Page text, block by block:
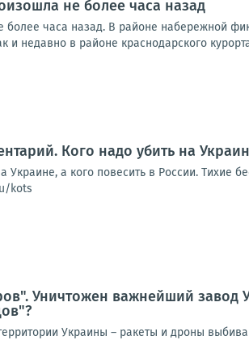
не более часа назад
более часа назад. В районе набережной
и недавно в районе краснодарского
Кого надо убить на
Украине, а кого повесить в России. Тихие
kots
Уничтожен важнейший
Украины – ракеты и дроны